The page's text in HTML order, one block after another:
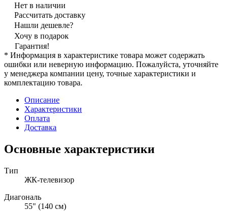
Нет в наличии
Рассчитать доставку
Нашли дешевле?
Хочу в подарок
Гарантия!
* Информация в характеристике товара может содержать
ошибки или неверную информацию. Пожалуйста, уточняйте
у менеджера компании цену, точные характеристики и
комплектацию товара.
Описание
Характеристики
Оплата
Доставка
Основные характеристики
Тип
ЖК-телевизор
Диагональ
55" (140 см)